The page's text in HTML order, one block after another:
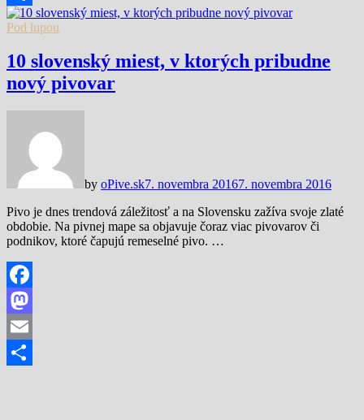
Share
Pod lupou
10 slovenský miest, v ktorých pribudne
nový pivovar
by oPive.sk7. novembra 20167. novembra 2016
Pivo je dnes trendová záležitosť a na Slovensku zažíva svoje zlaté
obdobie. Na pivnej mape sa objavuje čoraz viac pivovarov či
podnikov, ktoré čapujú remeselné pivo. …
Facebook
Mastodon
Email